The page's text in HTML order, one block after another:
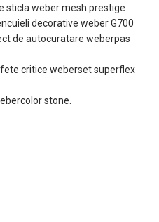
sticla weber mesh prestige
decorative weber G700
de autocuratare weberpas
critice weberset superflex
stone.